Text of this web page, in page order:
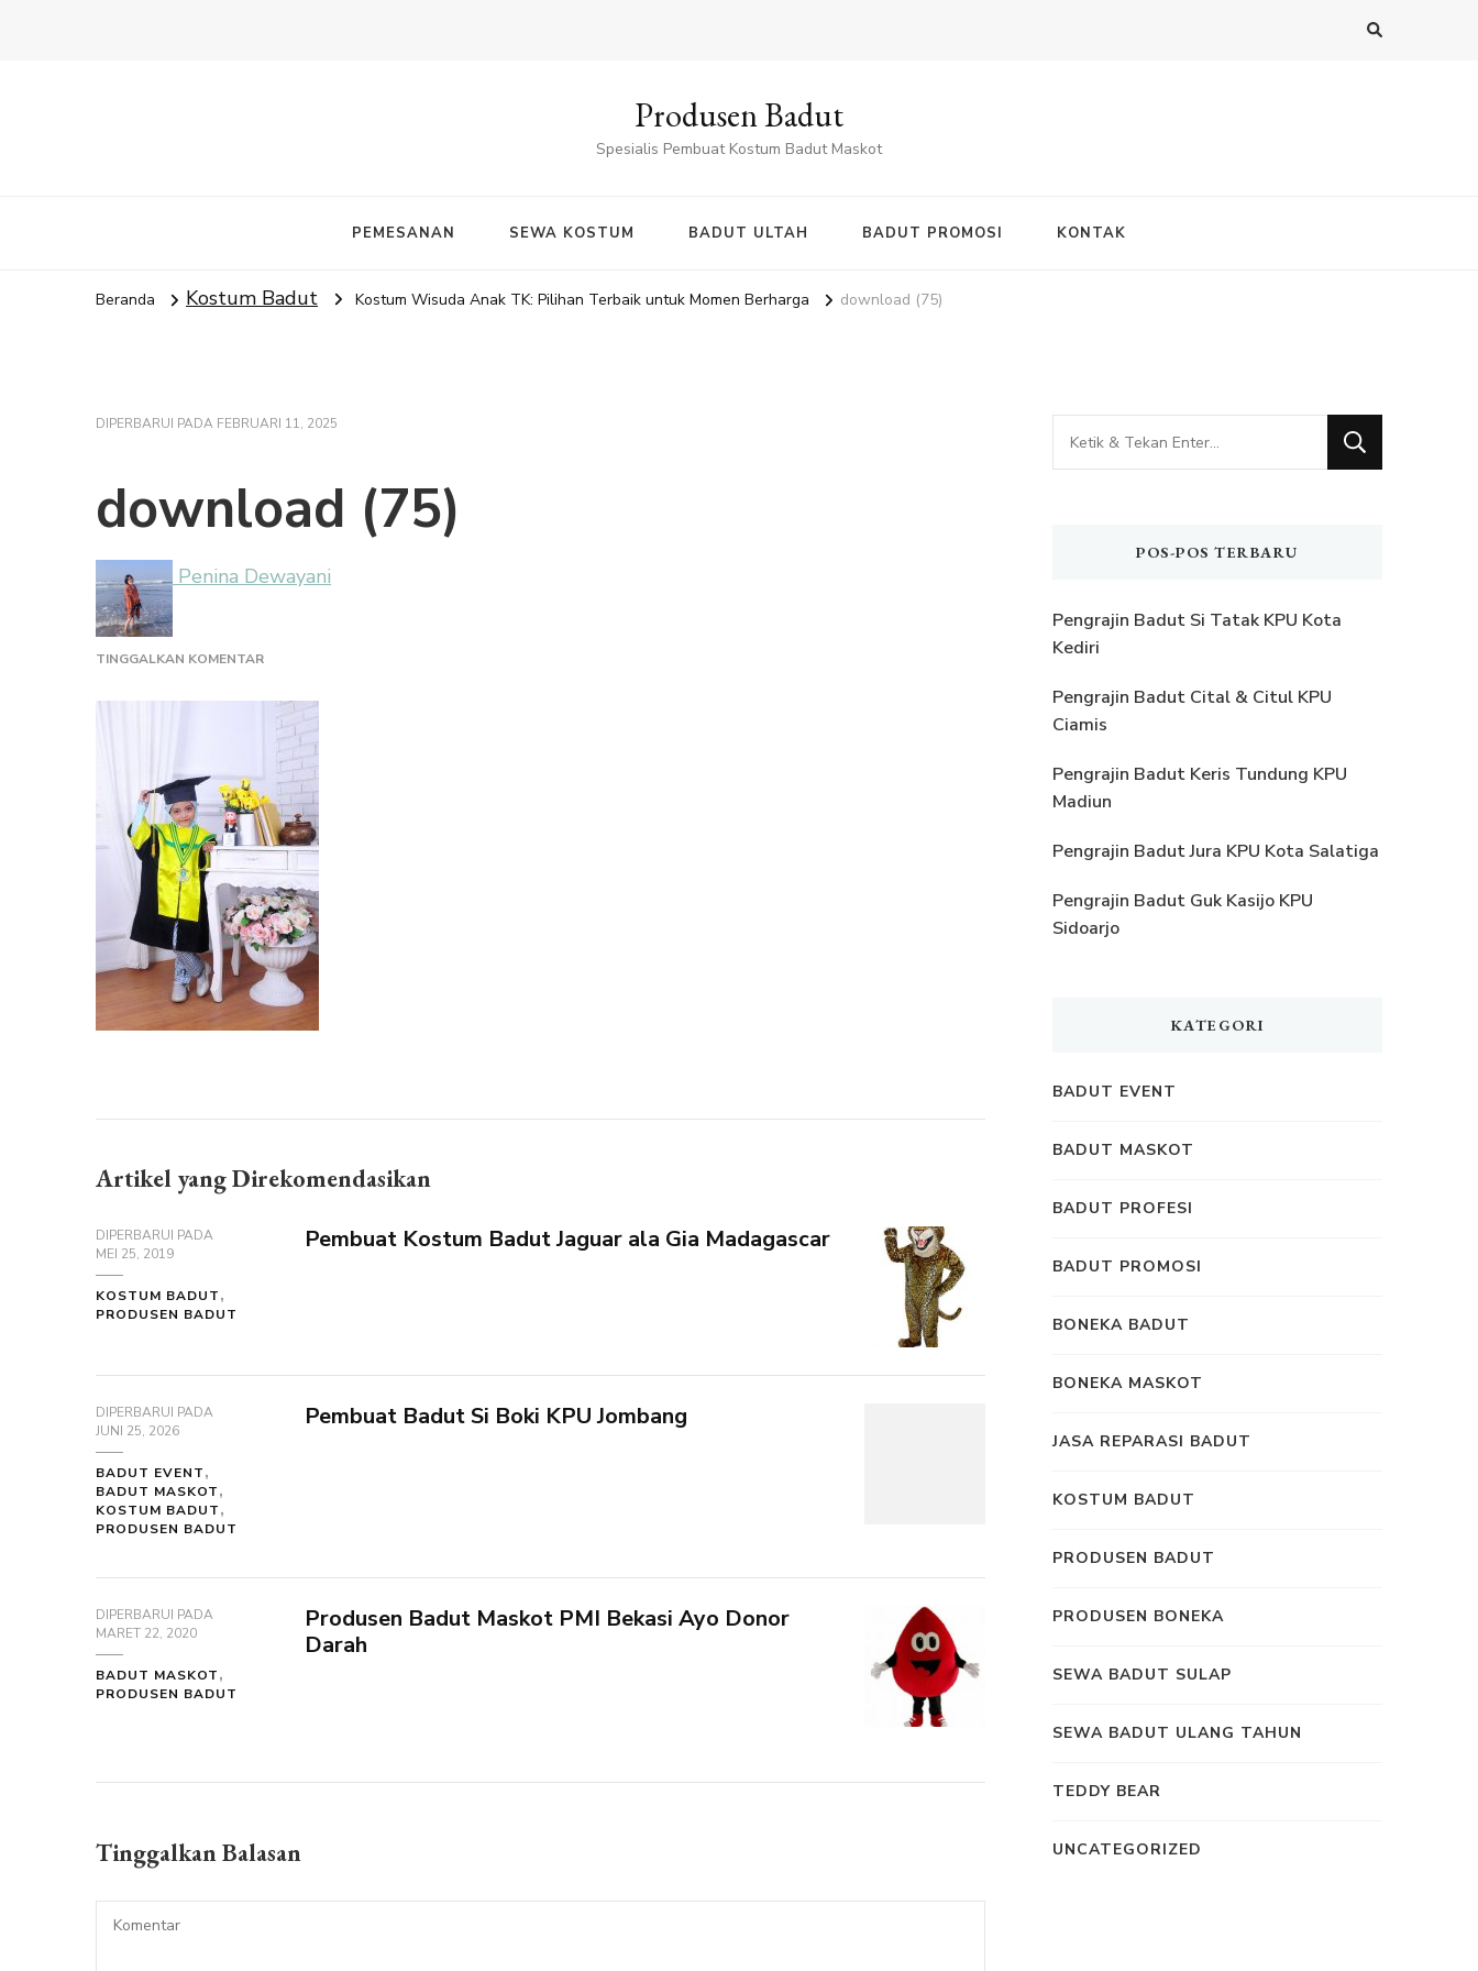
Produsen Badut
Spesialis Pembuat Kostum Badut Maskot
PEMESANAN SEWA KOSTUM BADUT ULTAH BADUT PROMOSI KONTAK
Beranda Kostum Badut Kostum Wisuda Anak TK: Pilihan Terbaik untuk Momen Berharga download (75)
DIPERBARUI PADA FEBRUARI 11, 2025
download (75)
Penina Dewayani
TINGGALKAN KOMENTARPADA
(75)
Artikel yang Direkomendasikan
DIPERBARUI PADA
MEI 25, 2019
KOSTUM BADUT
PRODUSEN BADUT
Pembuat Kostum Badut Jaguar ala Gia Madagascar
DIPERBARUI PADA
JUNI 25, 2026
BADUT EVENT
BADUT MASKOT
KOSTUM BADUT
PRODUSEN BADUT
Pembuat Badut Si Boki KPU Jombang
DIPERBARUI PADA
MARET 22, 2020
BADUT MASKOT
PRODUSEN BADUT
Produsen Badut Maskot PMI Bekasi Ayo Donor
Darah
Tinggalkan Balasan
Mencari
Sesuatu?
POS-POS TERBARU
Pengrajin Badut Si Tatak KPU Kota
Kediri
Pengrajin Badut Cital & Citul KPU
Ciamis
Pengrajin Badut Keris Tundung KPU
Madiun
Pengrajin Badut Jura KPU Kota Salatiga
Pengrajin Badut Guk Kasijo KPU
Sidoarjo
KATEGORI
BADUT EVENT
BADUT MASKOT
BADUT PROFESI
BADUT PROMOSI
BONEKA BADUT
BONEKA MASKOT
JASA REPARASI BADUT
KOSTUM BADUT
PRODUSEN BADUT
PRODUSEN BONEKA
SEWA BADUT SULAP
SEWA BADUT ULANG TAHUN
TEDDY BEAR
UNCATEGORIZED